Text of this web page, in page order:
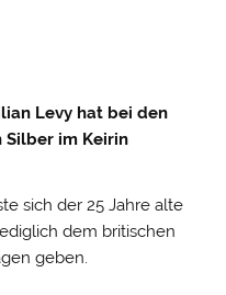
Levy hat bei den
Silber im Keirin
sich der 25 Jahre alte
dem britischen
geben.